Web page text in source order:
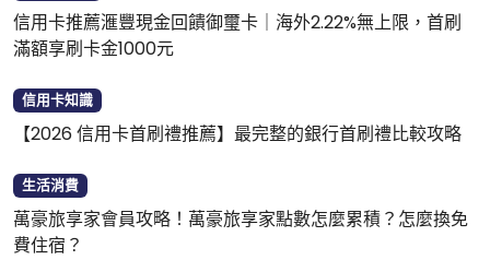
信用卡推薦滙豐現金回饋御璽卡｜海外2.22%無上限，首刷
滿額享刷卡金1000元
信用卡知識
【2026 信用卡首刷禮推薦】最完整的銀行首刷禮比較攻略
生活消費
萬豪旅享家會員攻略！萬豪旅享家點數怎麼累積？怎麼換免
費住宿？